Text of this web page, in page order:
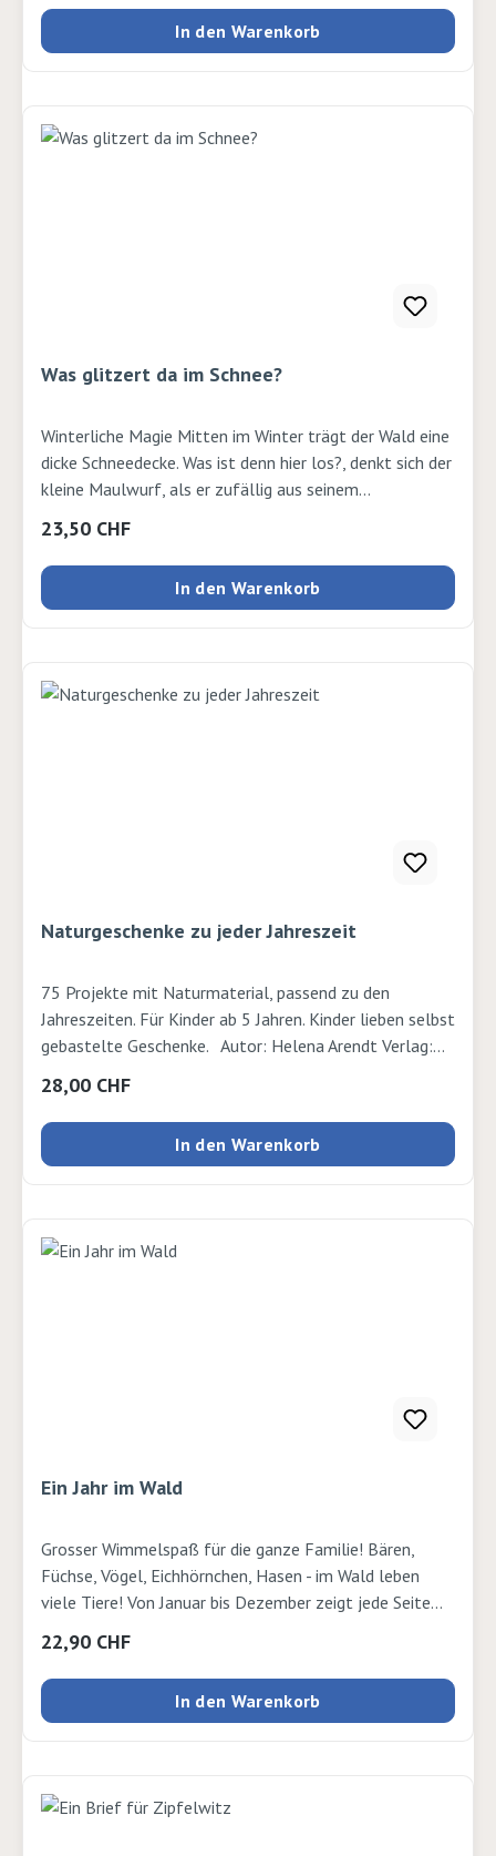
Lernangebote, die die Kinder an die Natur und ihre
Wandlungsfähigkeit heranführen fördern die
Aktionstabletts Jahreszeiten sind ein tolle
Möglichkeiten den Kita-Alltag zu bereichern! Autor:
In den Warenkorb
Was glitzert da im Schnee?
Winterliche Magie Mitten im Winter trägt der Wald eine
dicke Schneedecke. Was ist denn hier los?, denkt sich der
kleine Maulwurf, als er zufällig aus seinem
gesehen. Und als er dann etwas Glitzerndes findet, ist
er sich sicher: Das ist Magie! Autor: Jonathan Emmett
und Vanessa Cabban Verlag: Annette Betz Seiten: 32
Regulärer Preis:
23,50 CHF
In den Warenkorb
Naturgeschenke zu jeder Jahreszeit
75 Projekte mit Naturmaterial, passend zu den
Jahreszeiten. Für Kinder ab 5 Jahren. Kinder lieben selbst
gebastelte Geschenke. Autor: Helena Arendt Verlag:
9783258602653Verlag: Haupt
Regulärer Preis:
28,00 CHF
In den Warenkorb
Ein Jahr im Wald
Grosser Wimmelspaß für die ganze Familie! Bären,
Füchse, Vögel, Eichhörnchen, Hasen - im Wald leben
viele Tiere! Von Januar bis Dezember zeigt jede Seite
verschiedenen Tageszeiten. So finden kleine Entdecker
Antworten auf die Fragen: Was spielen die Tiere und
wie ruhen sie sich aus? Wer schläft am Tag und wer in
Waldes vor. Außerdem gibt es noch ein tolles Spiel.
Stundenlang können Klein und Gross die fantasievollen
Regulärer Preis:
22,90 CHF
In den Warenkorb